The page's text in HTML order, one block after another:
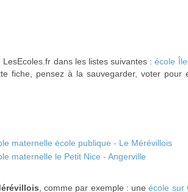
dans les listes suivantes :école
fiche, pensez à la sauvegarder, voter
maternelle école publique - Le Mérévillois
maternelle le Petit Nice - Angerville
, comme par exemple : uneécole sur